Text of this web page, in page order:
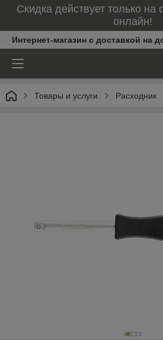
Скидка действует только на
онлайн!
Интернет-магазин с доставкой на
Товары и услуги Расходник